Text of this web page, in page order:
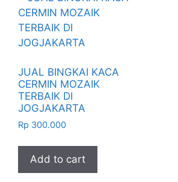
JUAL BINGKAI KACA
CERMIN MOZAIK
TERBAIK DI
JOGJAKARTA
Rp 300.000
Add to cart